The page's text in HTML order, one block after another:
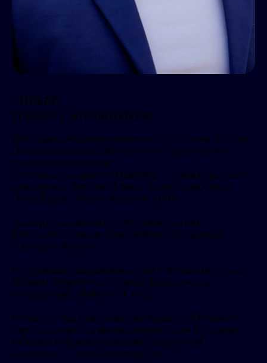
СПИКЕР:
ПАВЕЛ САПОЖНИКОВ
Действующий предприниматель с 13 летним опытом.
Основатель проекта Marketraveller - путешествия,
яхтинг, бизнес-миссии.
Сооснователь проекта Marketbox — найм персонала
для крупных брендов: Т-банк, Альфа-банк, Купер,
Ozon, Яндекс. Лавка, Вкусвилл, ЦУМ
Эксперт в маркетинге с 18 летним опытом:
Forbes, Avito, Альфа-банк, Skillbox, «Подружка»,
«Эквиум», Росатом
Интервьюер предпринимателей с оборотами свыше
500 млн. рублей в год. Спикер федеральных
конференций -Skillbox, VK и т.д.
Резидент Года и экс- вице-президент по PR бизнес-
клуба долларовых миллиардеров Игоря Рыбакова
и Оскара Хартмана «Эквиум», где деловой
нетворкинг — основа сообщества